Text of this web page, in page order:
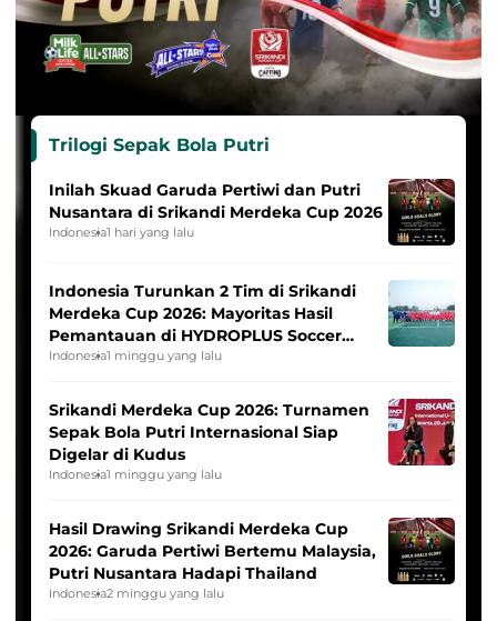
Trilogi Sepak Bola Putri
Inilah Skuad Garuda Pertiwi dan Putri
Nusantara di Srikandi Merdeka Cup 2026
Indonesia1 hari yang lalu
Indonesia Turunkan 2 Tim di Srikandi
Merdeka Cup 2026: Mayoritas Hasil
Pemantauan di HYDROPLUS Soccer
League
Indonesia1 minggu yang lalu
Srikandi Merdeka Cup 2026: Turnamen
Sepak Bola Putri Internasional Siap
Digelar di Kudus
Indonesia1 minggu yang lalu
Hasil Drawing Srikandi Merdeka Cup
2026: Garuda Pertiwi Bertemu Malaysia,
Putri Nusantara Hadapi Thailand
Indonesia2 minggu yang lalu